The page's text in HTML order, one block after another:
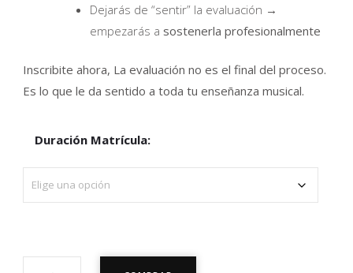
Dejarás de “sentir” la evaluación →
empezarás a sostenerla profesionalmente
Inscribite ahora, La evaluación no es el final del proceso.
Es lo que le da sentido a toda tu enseñanza musical.
Duración Matrícula: